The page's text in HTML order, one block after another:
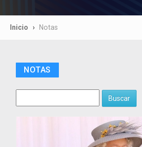
Inicio Notas
NOTAS
Buscar